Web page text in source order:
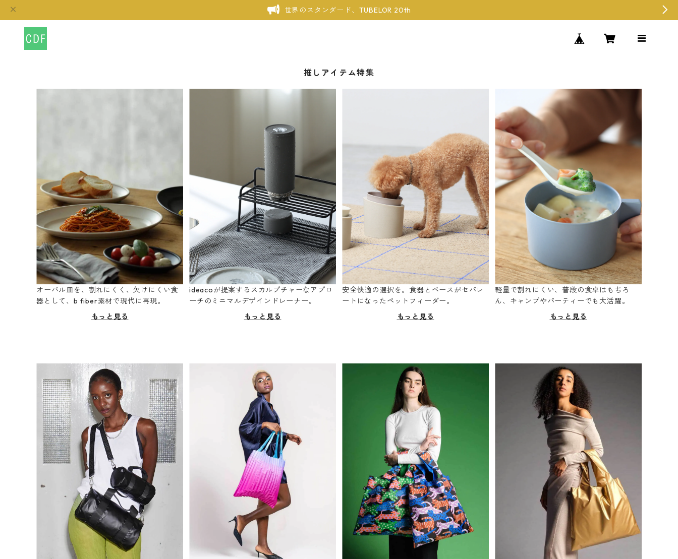
世界のスタンダード、TUBELOR 20th
推しアイテム特集
オーバル皿を、割れにくく、欠けにくい食
器として、b fiber素材で現代に再現。
もっと見る
ideacoが提案するスカルプチャーなアプロ
ーチのミニマルデザインドレーナー。
もっと見る
安全快適の選択を。食器とベースがセパレ
ートになったペットフィーダー。
もっと見る
軽量で割れにくい、普段の食卓はもちろ
ん、キャンプやパーティーでも大活躍。
もっと見る